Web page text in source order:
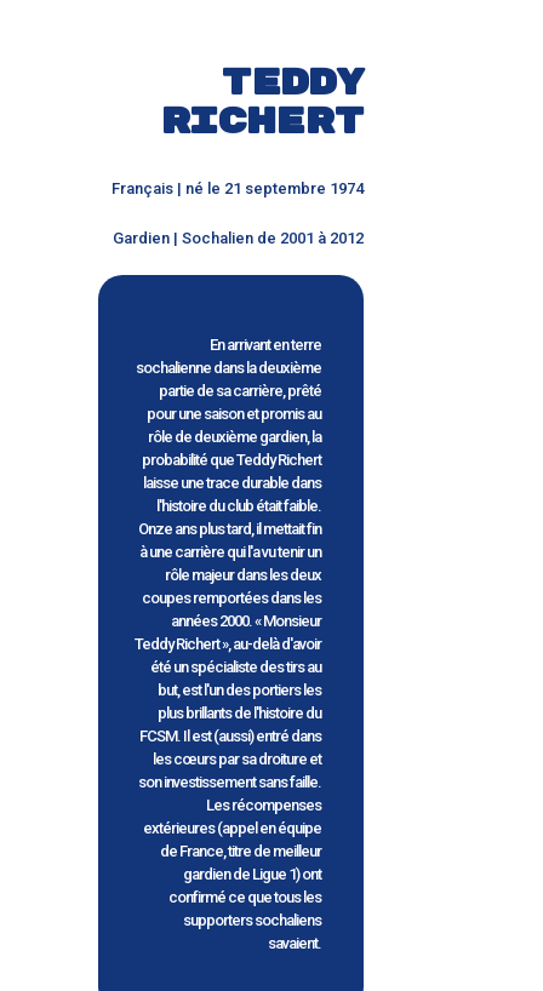
Teddy
Richert
Français | né le 21 septembre 1974
Gardien | Sochalien de 2001 à 2012
En arrivant en terre
sochalienne dans la deuxième
partie de sa carrière, prêté
pour une saison et promis au
rôle de deuxième gardien, la
probabilité que Teddy Richert
laisse une trace durable dans
l'histoire du club était faible.
Onze ans plus tard, il mettait fin
à une carrière qui l'a vu tenir un
rôle majeur dans les deux
coupes remportées dans les
années 2000. « Monsieur
Teddy Richert », au-delà d'avoir
été un spécialiste des tirs au
but, est l'un des portiers les
plus brillants de l'histoire du
FCSM. Il est (aussi) entré dans
les cœurs par sa droiture et
son investissement sans faille.
Les récompenses
extérieures (appel en équipe
de France, titre de meilleur
gardien de Ligue 1) ont
confirmé ce que tous les
supporters sochaliens
savaient.